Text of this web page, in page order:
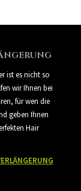
ist es nicht so
wir Ihnen bei
für wen die
geben Ihnen
Hair